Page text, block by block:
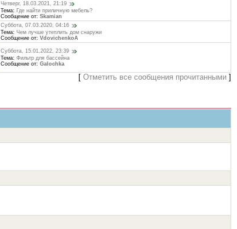
Четверг, 18.03.2021, 21:19
Тема: Где найти приличную мебель?
Сообщение от: Skamian
Суббота, 07.03.2020, 04:16
Тема: Чем лучше утеплить дом снаружи
Сообщение от: VdovichenkoA
Суббота, 15.01.2022, 23:39
Тема: Фильтр для бассейна
Сообщение от: Galochka
[ Отметить все сообщения прочитанными ]